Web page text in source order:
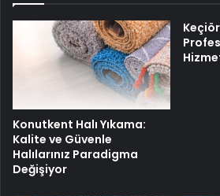
Konutkent Halı Yıkama:
Kalite ve Güvenle
Halılarınız Paradigma
Değişiyor